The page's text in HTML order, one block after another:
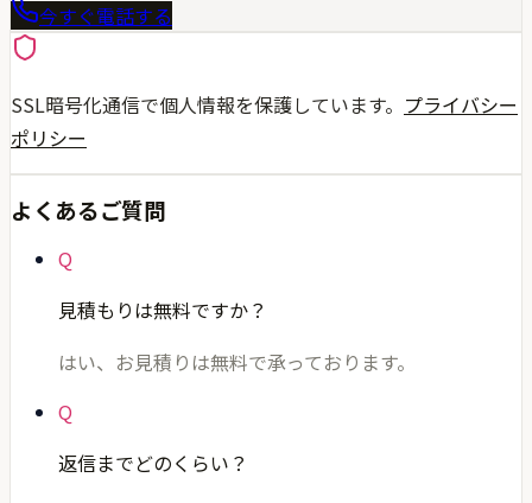
今すぐ電話する
SSL暗号化通信で個人情報を保護しています。 プライバシー
ポリシー
よくあるご質問
Q
見積もりは無料ですか？
はい、お見積りは無料で承っております。
Q
返信までどのくらい？